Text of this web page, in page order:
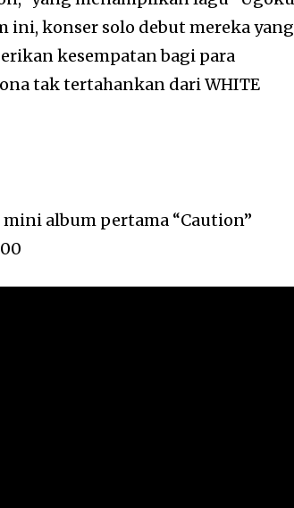
ini, konser solo debut mereka yang
kesempatan bagi para
tak tertahankan dari WHITE
album pertama “Caution”